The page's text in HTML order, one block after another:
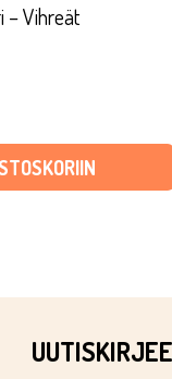
– Vihreät